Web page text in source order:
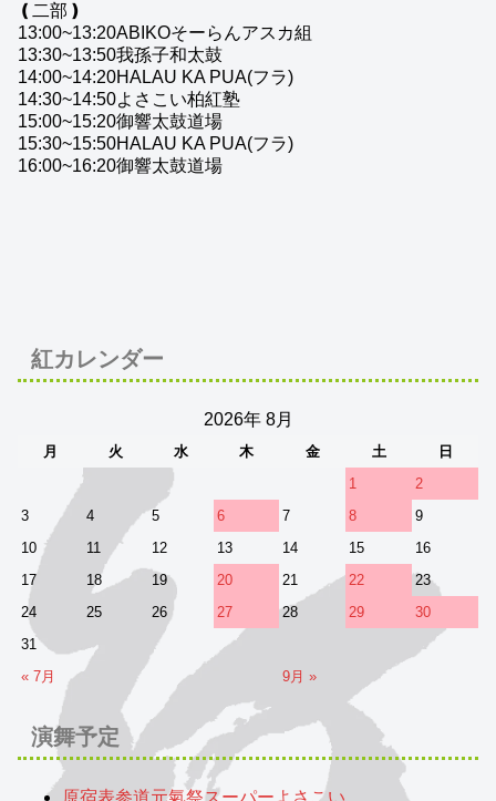
❪二部❫
13:00~13:20ABIKOそーらんアスカ組
13:30~13:50我孫子和太鼓
14:00~14:20HALAU KA PUA(フラ)
14:30~14:50よさこい柏紅塾
15:00~15:20御響太鼓道場
15:30~15:50HALAU KA PUA(フラ)
16:00~16:20御響太鼓道場
紅カレンダー
2026年 8月
月 火 水 木 金 土
日
1
2
3
4 5 6 7 8
9
10
11 12 13 14 15
16
17
18 19 20 21 22
23
24
25 26 27 28 29
30
31
« 7月
9月 »
演舞予定
原宿表参道元氣祭スーパーよさこい